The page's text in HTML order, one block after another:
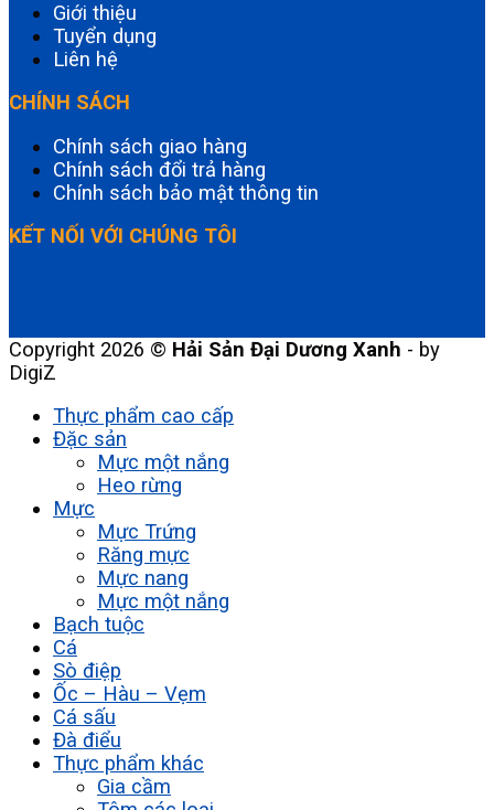
Giới thiệu
Tuyển dụng
Liên hệ
CHÍNH SÁCH
Chính sách giao hàng
Chính sách đổi trả hàng
Chính sách bảo mật thông tin
KẾT NỐI VỚI CHÚNG TÔI
Copyright 2026 © Hải Sản Đại Dương Xanh - by
DigiZ
Thực phẩm cao cấp
Đặc sản
Mực một nắng
Heo rừng
Mực
Mực Trứng
Răng mực
Mực nang
Mực một nắng
Bạch tuộc
Cá
Sò điệp
Ốc – Hàu – Vẹm
Cá sấu
Đà điểu
Thực phẩm khác
Gia cầm